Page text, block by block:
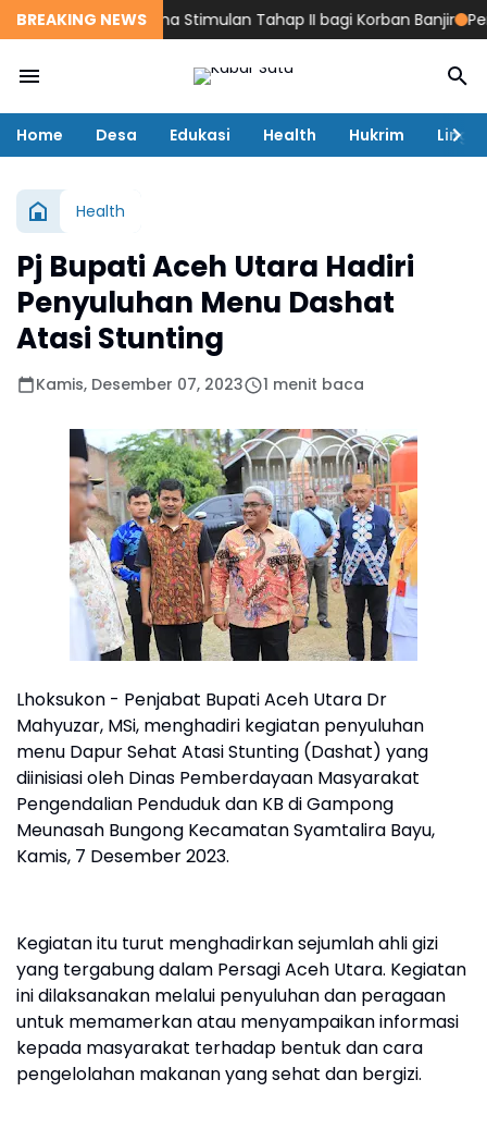
BREAKING NEWS
Pencairan Dana Stimulan Tahap II bagi Korban Banjir
Home Desa Edukasi Health Hukrim
Health
Pj Bupati Aceh Utara Hadiri
Penyuluhan Menu Dashat
Atasi Stunting
Kamis, Desember 07, 2023 1 menit baca
Lhoksukon - Penjabat Bupati Aceh Utara Dr
Mahyuzar, MSi, menghadiri kegiatan penyuluhan
menu Dapur Sehat Atasi Stunting (Dashat) yang
diinisiasi oleh Dinas Pemberdayaan Masyarakat
Pengendalian Penduduk dan KB di Gampong
Meunasah Bungong Kecamatan Syamtalira Bayu,
Kamis, 7 Desember 2023.
Kegiatan itu turut menghadirkan sejumlah ahli gizi
yang tergabung dalam Persagi Aceh Utara. Kegiatan
ini dilaksanakan melalui penyuluhan dan peragaan
untuk memamerkan atau menyampaikan informasi
kepada masyarakat terhadap bentuk dan cara
pengelolahan makanan yang sehat dan bergizi.